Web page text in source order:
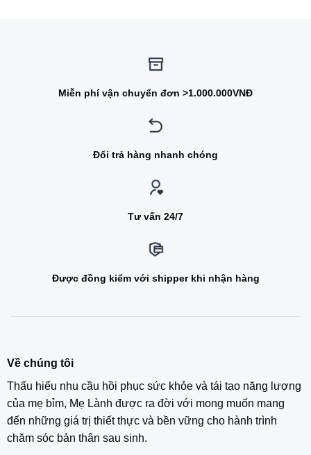
Miễn phí vận chuyển đơn >1.000.000VNĐ
Đổi trả hàng nhanh chóng
Tư vấn 24/7
Được đồng kiểm với shipper khi nhận hàng
Về chúng tôi
Thấu hiểu nhu cầu hồi phục sức khỏe và tái tạo năng lượng
của mẹ bỉm, Mẹ Lành được ra đời với mong muốn mang
đến những giá trị thiết thực và bền vững cho hành trình
chăm sóc bản thân sau sinh.